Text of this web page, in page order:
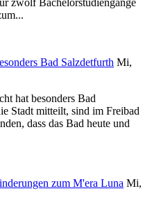
zwölf Bachelorstudiengänge
Bad Salzdetfurth Mi,
hat besonders Bad
Stadt mitteilt, sind im Freibad
dass das Bad heute und
zum M'era Luna Mi,